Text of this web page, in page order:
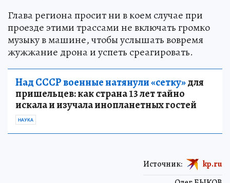
Глава региона просит ни в коем случае при
проезде этими трассами не включать громко
музыку в машине, чтобы услышать вовремя
жужжание дрона и успеть среагировать.
Над СССР военные натянули «сетку»для
пришельцев: как страна 13 лет тайно
искала и изучала инопланетных гостей
НАУКА
Источник: kp.ru